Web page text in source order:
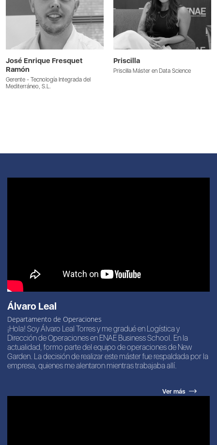
José Enrique Fresquet
Ramón
Gerente - Tecnología Integrada del
Mediterráneo, S.L.
Priscilla
Priscilla Máster en Data Science
Álvaro Leal
Departamento de Operaciones
¡Hola! Soy Álvaro Leal Torres y me gradué en Logística y
Dirección de Operaciones en ENAE Business School. En la
actualidad, formo parte del equipo de operaciones de New
Garden. La decisión de realizar este máster fue respaldada por la
empresa, quienes me alentaron mientras trabajaba allí.
Ver más